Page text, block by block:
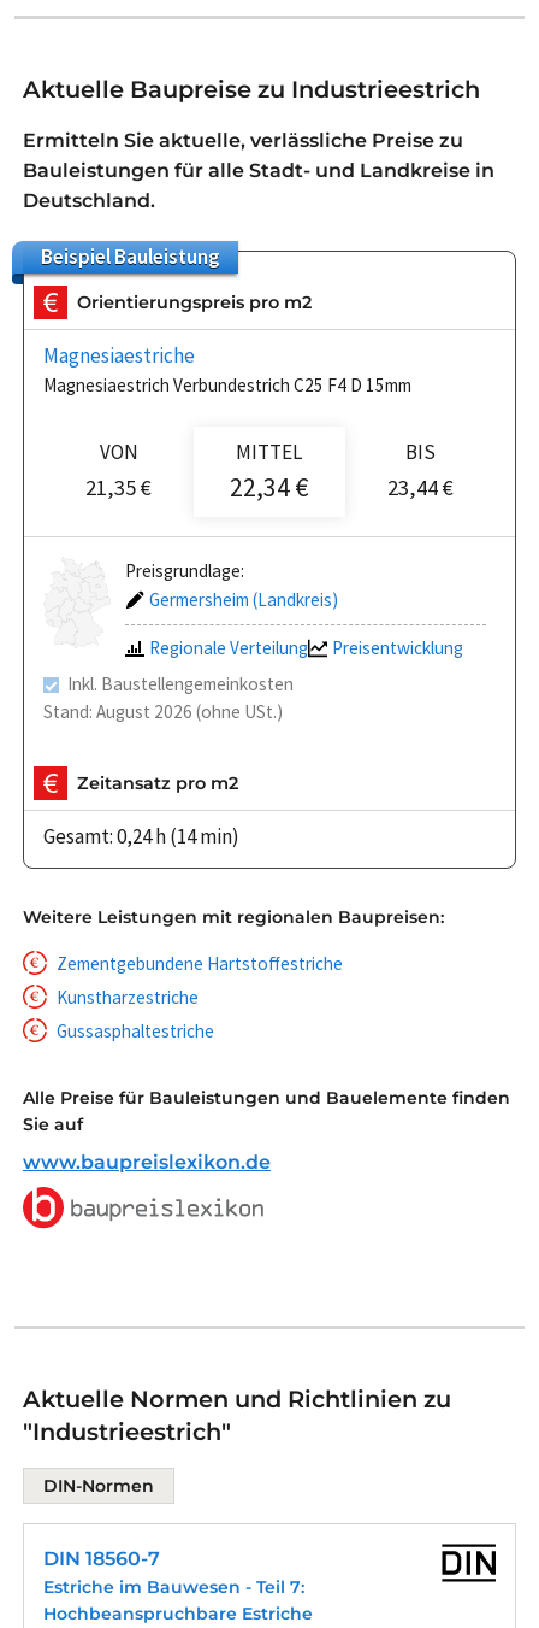
Aktuelle Baupreise zu Industrieestrich
Ermitteln Sie aktuelle, verlässliche Preise zu
Bauleistungen für alle Stadt- und Landkreise in
Deutschland.
BeispielBauleistung
Orientierungspreis pro m2
Magnesiaestriche
Magnesiaestrich Verbundestrich C25 F4 D 15mm
VON
21,35 €
MITTEL
22,34 €
BIS
23,44 €
Preisgrundlage:
Germersheim (Landkreis)
Regionale Verteilung
Preisentwicklung
Inkl. Baustellengemeinkosten
Stand: August 2026 (ohne USt.)
Zeitansatz pro m2
Gesamt: 0,24 h (14 min)
Weitere Leistungen mit regionalen Baupreisen:
Zementgebundene Hartstoffestriche
Kunstharzestriche
Gussasphaltestriche
Alle Preise für Bauleistungen und Bauelemente finden
Sie auf
www.baupreislexikon.de
Aktuelle Normen und Richtlinien zu
"Industrieestrich"
DIN-Normen
DIN 18560-7
Estriche im Bauwesen - Teil 7:
Hochbeanspruchbare Estriche